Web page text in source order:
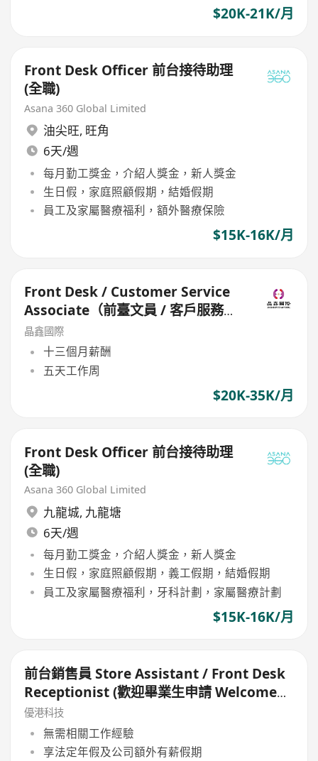
$20K-21K/月
Front Desk Officer 前台接待助理
(全職)
Asana 360 Global Limited
油尖旺, 旺角
6天/週
每月勤工獎金，介紹人獎金，新人獎金
生日假，家庭照顧假期，結婚假期
員工及家屬醫療福利，額外醫療保險
$15K-16K/月
Front Desk / Customer Service
Associate（前臺文員 / 客戶服務主
任）
晶鑫國際
十三個月薪酬
五天工作周
$20K-35K/月
Front Desk Officer 前台接待助理
(全職)
Asana 360 Global Limited
九龍城, 九龍塘
6天/週
每月勤工獎金，介紹人獎金，新人獎金
生日假，家庭照顧假期，義工假期，結婚假期
員工及家屬醫療福利，牙科計劃，家屬醫療計劃
$15K-16K/月
前台銷售員 Store Assistant / Front Desk
Receptionist (歡迎畢業生申請 Welcome
Fresh Grade)
優港科技
無需相關工作經驗
享法定年假及公司額外有薪假期